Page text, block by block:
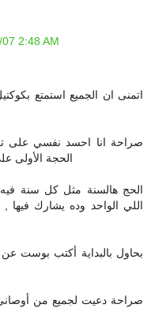
2:48 AM
اتمنى ان الجميع استمتع
صراحة انا احسد نفسي على
الحجة الأولى
الحج هالسنة مثل كل سنة فيه
اللي الواحد وده يشارك فيها ,
بحاول بالبداية أكتب بوست
صراحة دعيت لجميع من